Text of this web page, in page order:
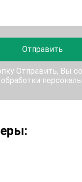
Отправить
Отправить, Вы